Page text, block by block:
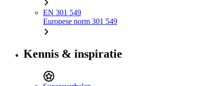
EN 301 549
Europese norm 301 549
Kennis & inspiratie